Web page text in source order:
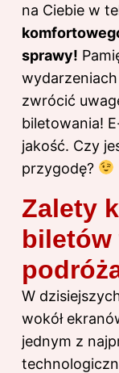
na Ciebie w
sprawy!
zwrócić
biletowania!
jakość. Czy
przygodę?
Zalety
biletów
W
wokół
jednym z